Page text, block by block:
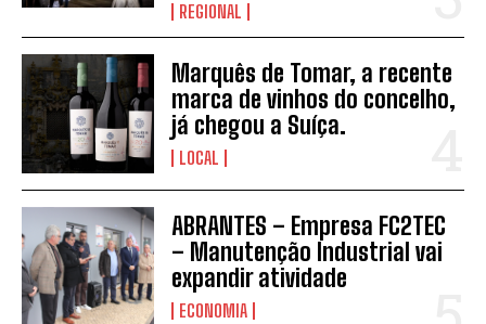
REGIONAL
Marquês de Tomar, a recente
marca de vinhos do concelho,
já chegou a Suíça.
LOCAL
ABRANTES – Empresa FC2TEC
– Manutenção Industrial vai
expandir atividade
ECONOMIA